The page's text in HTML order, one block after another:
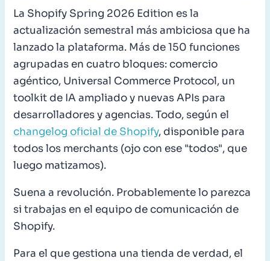
La Shopify Spring 2026 Edition es la
actualización semestral más ambiciosa que ha
lanzado la plataforma. Más de 150 funciones
agrupadas en cuatro bloques: comercio
agéntico, Universal Commerce Protocol, un
toolkit de IA ampliado y nuevas APIs para
desarrolladores y agencias. Todo, según el
changelog oficial de Shopify, disponible para
todos los merchants (ojo con ese "todos", que
luego matizamos).
Suena a revolución. Probablemente lo parezca
si trabajas en el equipo de comunicación de
Shopify.
Para el que gestiona una tienda de verdad, el